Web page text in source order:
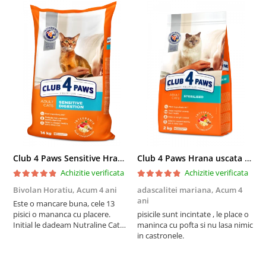
Club 4 Paws Sensitive Hrana uscata pisici adulte, 14kg
Achizitie verificata
Bivolan Horatiu, Acum 4 ani
Este o mancare buna, cele 13
pisici o mananca cu placere.
Initial le dadeam Nutraline Cat
Club 4 Paws Hrana uscata pisici sterilizate, 2kg
Achizitie verificata
adascalitei mariana, Acum 4
ani
pisicile sunt incintate , le place o
maninca cu pofta si nu lasa nimic
in castronele.